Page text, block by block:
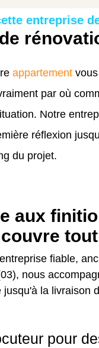
entreprise
appartement
par où
Notre
réflexion
du projet.
aux
fiable,
nous
la livraison
pour